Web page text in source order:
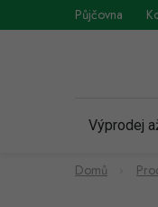
na
Půjčovna
Výprodej
Domů